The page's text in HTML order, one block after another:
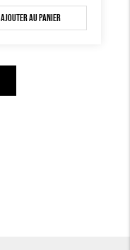
Ajouter au panier